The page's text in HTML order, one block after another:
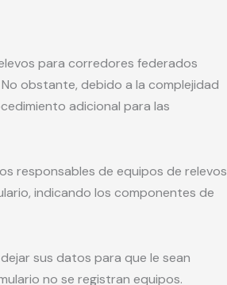
para corredores federados
obstante, debido a la complejidad
adicional para las
responsables de equipos de relevos
indicando los componentes de
sus datos para que le sean
no se registran equipos.